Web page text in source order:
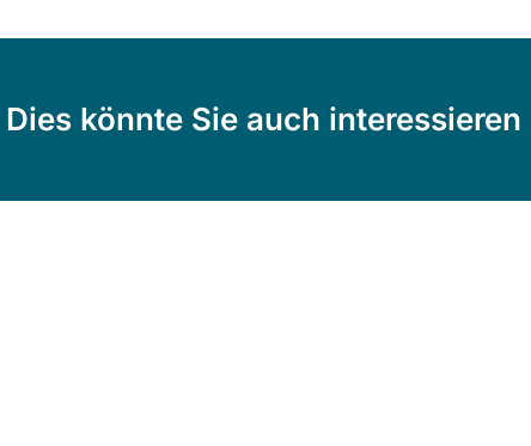
Dies könnte Sie auch interessieren